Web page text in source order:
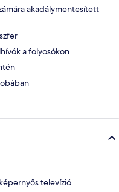
akadálymentesített
a folyosókon
televízió